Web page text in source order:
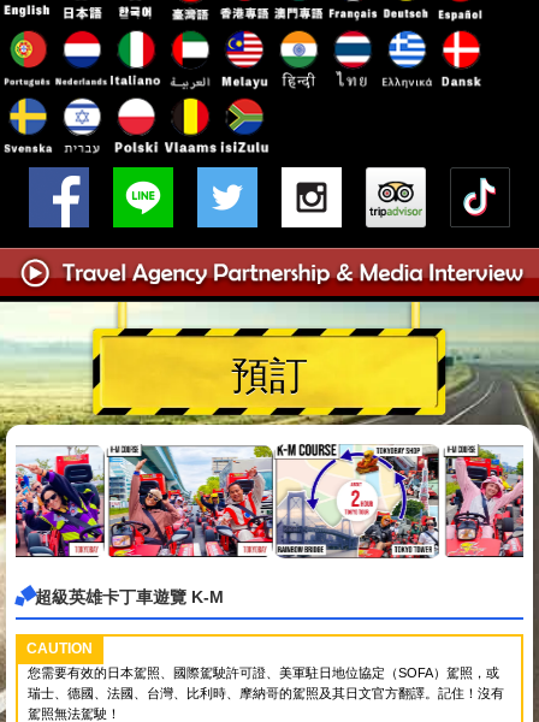
預訂
超級英雄卡丁車遊覽 K-M
CAUTION
您需要有效的日本駕照、國際駕駛許可證、美軍駐日地位協定（SOFA）駕照，或
瑞士、德國、法國、台灣、比利時、摩納哥的駕照及其日文官方翻譯。記住！沒有
駕照無法駕駛！